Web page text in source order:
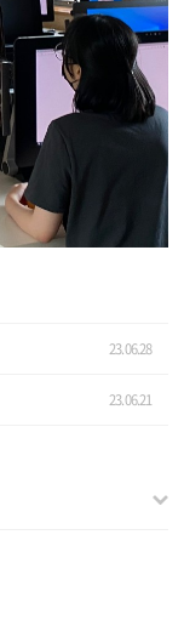
23.06.28
23.06.21